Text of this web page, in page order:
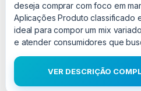
deseja comprar com foco em
Aplicações Produto classificado
ideal para compor um mix
e atender consumidores que
VER DESCRIÇÃO